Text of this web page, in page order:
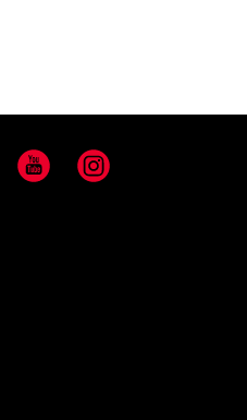
YouTube Instagram